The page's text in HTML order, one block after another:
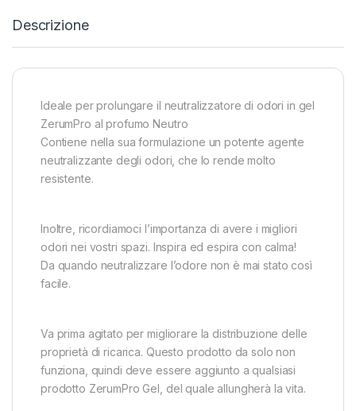
Descrizione
Ideale per prolungare il neutralizzatore di odori in gel
ZerumPro al profumo Neutro
Contiene nella sua formulazione un potente agente
neutralizzante degli odori, che lo rende molto
resistente.
Inoltre, ricordiamoci l’importanza di avere i migliori
odori nei vostri spazi. Inspira ed espira con calma!
Da quando neutralizzare l’odore non è mai stato così
facile.
Va prima agitato per migliorare la distribuzione delle
proprietà di ricarica. Questo prodotto da solo non
funziona, quindi deve essere aggiunto a qualsiasi
prodotto ZerumPro Gel, del quale allungherà la vita.